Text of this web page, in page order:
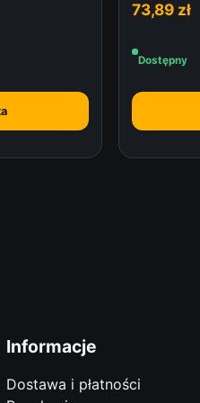
73,89 zł
Dostępny
Informacje
Dostawa i płatności